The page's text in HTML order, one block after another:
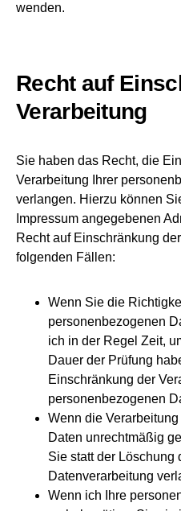
wenden.
Recht auf
Verarbeitung
Sie haben das Recht, die
Verarbeitung Ihrer
verlangen. Hierzu können
Impressum angegebenen
Recht auf Einschränkung
folgenden Fällen:
Wenn Sie die
personenbezogenen
ich in der Regel Zeit,
Dauer der Prüfung
Einschränkung der
personenbezogenen
Wenn die
Daten unrechtmäßig
Sie statt der Löschung
Datenverarbeitung
Wenn ich Ihre